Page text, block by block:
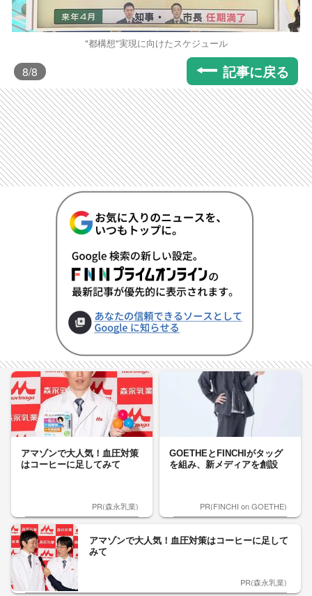
"都構想"実現に向けたスケジュール
8/8 記事に戻る
アマゾンで大人気！血圧対策
はコーヒーに足してみて
PR(森永乳業)
GOETHEとFINCHIがタッグ
を組み、新メディアを創設
PR(FINCHI on GOETHE)
アマゾンで大人気！血圧対策はコーヒーに足して
みて
PR(森永乳業)